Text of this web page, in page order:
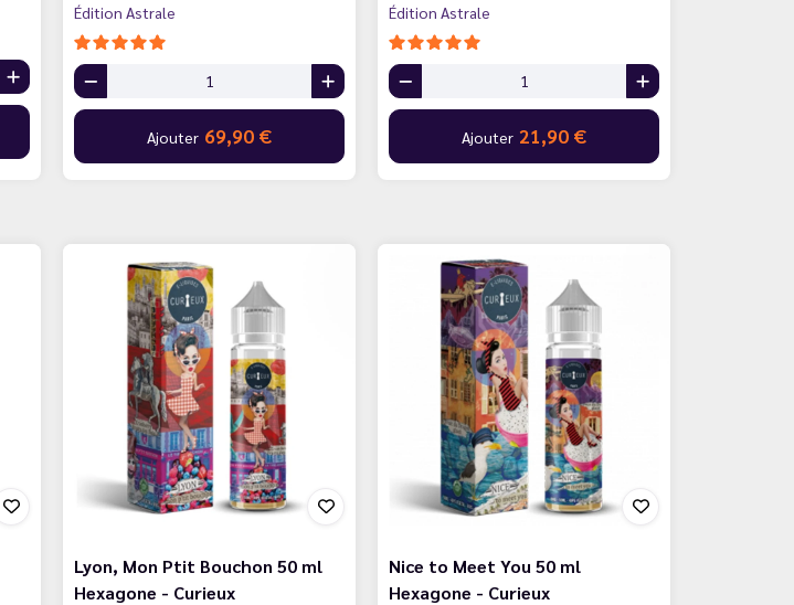
Édition Astrale
Ajouter 69,90 €
Édition Astrale
Ajouter 21,90 €
Lyon, Mon Ptit Bouchon 50 ml
Hexagone - Curieux
Nice to Meet You 50 ml
Hexagone - Curieux